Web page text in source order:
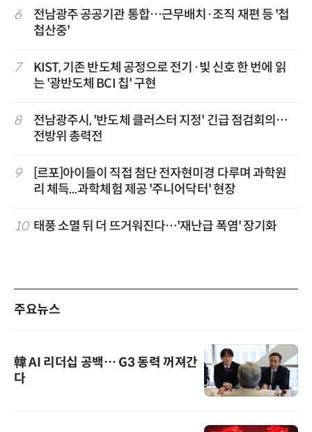
6
전남광주 공공기관 통합…근무배치·조직 재편 등 '첩
첩산중'
7
KIST, 기존 반도체 공정으로 전기·빛 신호 한 번에 읽
는 '광반도체 BCI 칩' 구현
8
전남광주시, '반도체 클러스터 지정' 긴급 점검회의…
전방위 총력전
9
[르포]아이들이 직접 첨단 전자현미경 다루며 과학원
리 체득...과학체험 제공 '주니어닥터' 현장
10 태풍 소멸 뒤 더 뜨거워진다…'재난급 폭염' 장기화
주요뉴스
韓 AI 리더십 공백… G3 동력 꺼져간
다